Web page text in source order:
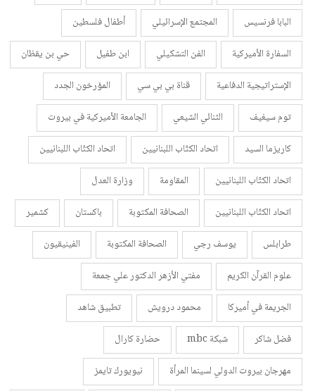
البابا فرنسيس
المجتمع الإسرائيلي
أطفال فلسطين
السفارة الأميركية
الفن التشكيلي ابن طفيل
حي بن يقظان
الإستراتيجية الدفاعية
قناة بي بي سي
المؤرخون الجدد
توم سيغيف
الثنائي الشيعي
الجامعة الأميركية في بيروت
كاريزما السيد
اتحاد الكتّاب اللبنانيين
اتحاد الكتّاب اللبنانيين
اتحاد الكتّاب اللبنانيين
المقاومة
وزارة العدل
اتحاد الكتّاب اللبنانيين
الصحافة المكتوبة باكستان
كشمير
طرابلس
يوسف رجي الصحافة المكتوبة
الفينيقيون
علوم القرآن الكريم
مفتي الأزهر الدكتور علي جمعة
الجريمة في أميركا
محمود درويش
تطبيق شاهد
فضل شاكر
شبكة mbc
حضارة كارال
مهرجان بيروت الدولي لسينما المرأة
نيويورك تايمز